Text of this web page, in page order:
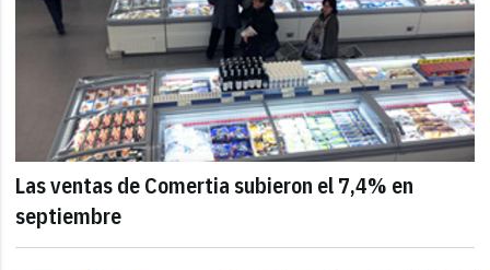
Las ventas de Comertia subieron el 7,4% en
septiembre